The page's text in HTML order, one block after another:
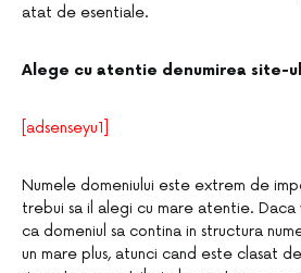
atat de esentiale.
Alege cu atentie denumirea site-
[adsenseyu1]
Numele domeniului este extrem de
trebui sa il alegi cu mare atentie. Daca
ca domeniul sa contina in structura
un mare plus, atunci cand este clasat